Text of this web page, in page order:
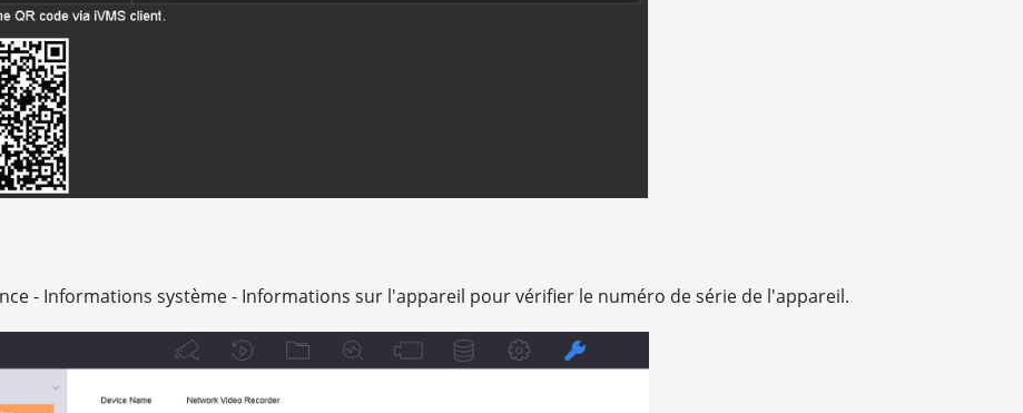
- Informations système - Informations sur l'appareil pour vérifier le numéro de série de l'appareil.